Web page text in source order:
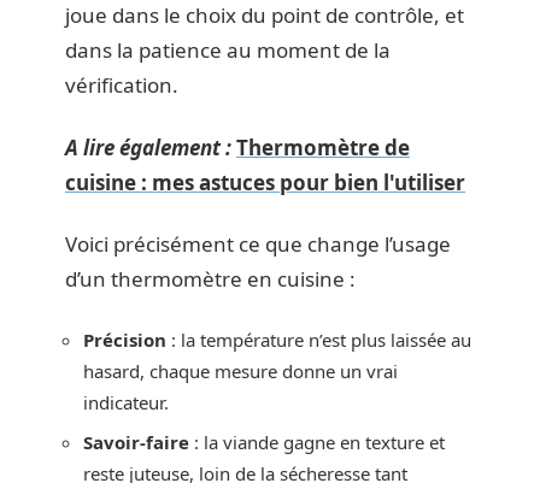
joue dans le choix du point de contrôle, et
dans la patience au moment de la
vérification.
A lire également :Thermomètre de
cuisine : mes astuces pour bien l'utiliser
Voici précisément ce que change l’usage
d’un thermomètre en cuisine :
Précision : la température n’est plus laissée au
hasard, chaque mesure donne un vrai
indicateur.
Savoir-faire : la viande gagne en texture et
reste juteuse, loin de la sécheresse tant